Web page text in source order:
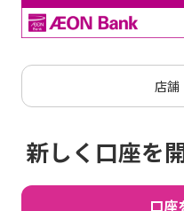
店舗
新しく口座を
口座